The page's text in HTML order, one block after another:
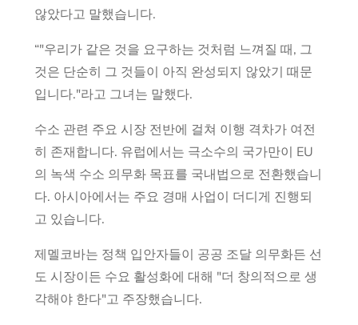
않았다고 말했습니다.
“"우리가 같은 것을 요구하는 것처럼 느껴질 때, 그
것은 단순히 그 것들이 아직 완성되지 않았기 때문
입니다."라고 그녀는 말했다.
수소 관련 주요 시장 전반에 걸쳐 이행 격차가 여전
히 존재합니다. 유럽에서는 극소수의 국가만이 EU
의 녹색 수소 의무화 목표를 국내법으로 전환했습니
다. 아시아에서는 주요 경매 사업이 더디게 진행되
고 있습니다.
제멜코바는 정책 입안자들이 공공 조달 의무화든 선
도 시장이든 수요 활성화에 대해 "더 창의적으로 생
각해야 한다"고 주장했습니다.